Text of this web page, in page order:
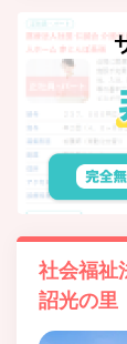
社会福祉
詔光の里